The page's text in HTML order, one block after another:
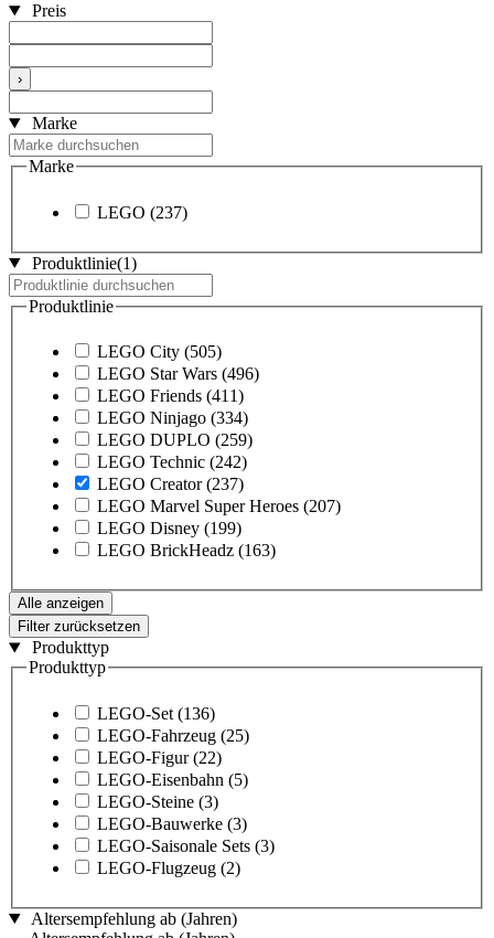
Preis
›
Marke
Marke
LEGO (237)
Produktlinie(1)
Produktlinie
LEGO City (505)
LEGO Star Wars (496)
LEGO Friends (411)
LEGO Ninjago (334)
LEGO DUPLO (259)
LEGO Technic (242)
LEGO Creator (237)
LEGO Marvel Super Heroes (207)
LEGO Disney (199)
LEGO BrickHeadz (163)
Alle anzeigen
Filter zurücksetzen
Produkttyp
Produkttyp
LEGO-Set (136)
LEGO-Fahrzeug (25)
LEGO-Figur (22)
LEGO-Eisenbahn (5)
LEGO-Steine (3)
LEGO-Bauwerke (3)
LEGO-Saisonale Sets (3)
LEGO-Flugzeug (2)
Altersempfehlung ab (Jahren)